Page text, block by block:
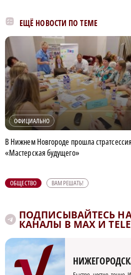
ЕЩЁ НОВОСТИ ПО ТЕМЕ
ОФИЦИАЛЬНО
В Нижнем Новгороде прошла стратсессия
«Мастерская будущего»
ОБЩЕСТВО ВАМ РЕШАТЬ!
ПОДПИСЫВАЙТЕСЬ
КАНАЛЫ В MAX И